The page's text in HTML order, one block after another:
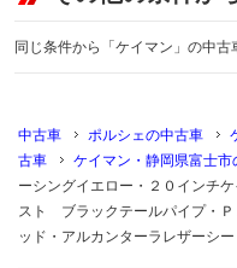
同じ条件から「ケイマン」の中古
中古車 ポルシェの中古車
古車
ケイマン・静岡県富士市
ーシングイエロー・２０インチ
スト ブラックテールパイプ・Ｐ
ッド・アルカンターラレザーシ